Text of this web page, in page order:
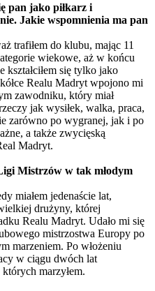
pan jako piłkarz i
Jakie wspomnienia ma pan
trafiłem do klubu, mając 11
wiekowe, aż w końcu
kształciłem się tylko jako
Realu Madryt wpojono mi
zawodniku, który miał
jak wysiłek, walka, praca,
zarówno po wygranej, jak i po
a także zwycięską
Madryt.
Mistrzów w tak młodym
miałem jedenaście lat,
drużyny, której
Realu Madryt. Udało mi się
mistrzostwa Europy po
marzeniem. Po włożeniu
w ciągu dwóch lat
marzyłem.